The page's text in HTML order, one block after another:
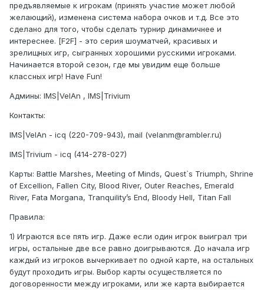
предъявляемые к игрокам (принять участие может любой
желающий), изменена система набора очков и т.д. Все это
сделано для того, чтобы сделать турнир динамичнее и
интереснее. [F2F] - это серия шоуматчей, красивых и
зрелищных игр, сыгранных хорошими русскими игроками.
Начинается второй сезон, где мы увидим еще больше
классных игр! Have Fun!
Админы: IMS|VelAn , IMS|Trivium
Контакты:
IMS|VelAn - icq (220-709-943), mail (velanm@rambler.ru)
IMS|Trivium - icq (414-278-027)
Карты: Battle Marshes, Meeting of Minds, Quest`s Triumph, Shrine
of Excellion, Fallen City, Blood River, Outer Reaches, Emerald
River, Fata Morgana, Tranquility’s End, Bloody Hell, Titan Fall
Правила:
1) Играются все пять игр. Даже если один игрок выиграл три
игры, остальные две все равно доигрываются. До начала игр
каждый из игроков вычеркивает по одной карте, на остальных
будут проходить игры. Выбор карты осуществляется по
договоренности между игроками, или же карта выбирается